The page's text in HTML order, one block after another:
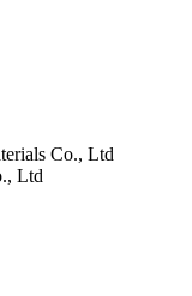
Co., Ltd
Ltd